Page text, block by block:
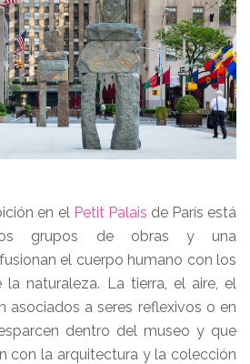
en el Petit Palais de París está
grupos de obras y una
el cuerpo humano con los
naturaleza. La tierra, el aire, el
asociados a seres reflexivos o en
dentro del museo y que
con la arquitectura y la colección